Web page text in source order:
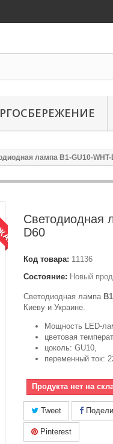
лампа B1-GU10-WHT-
Светодиодная
D60
Код товара: 11136
Состояние: Новый
Светодиодная лампа
Киеву и Украине.
Мощность LED-
цветовая
цоколь: GU10,
переменный ток:
Продукта нет на
Tweet
Pinterest